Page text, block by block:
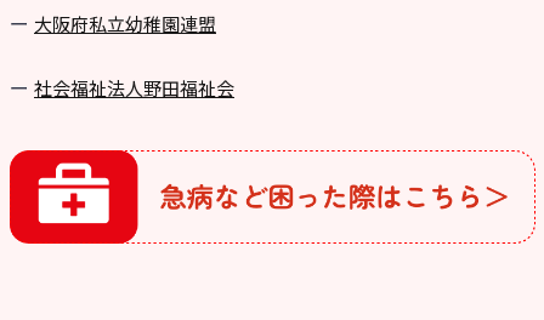
⼤阪府私⽴幼稚園連盟
社会福祉法人野田福祉会